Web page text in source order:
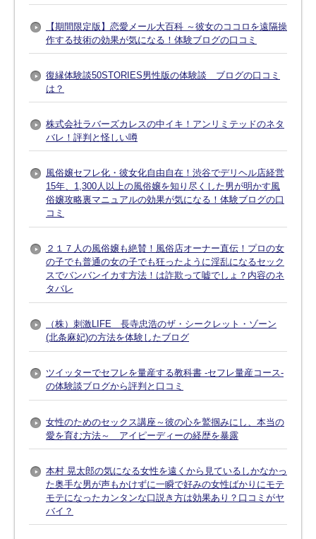
【期間限定版】恋愛メール大百科 ～彼女のココロを遠隔操
作する技術の効果が気になる！体験ブログの口コミ
復縁体験談50STORIES男性版の体験談 ブログの口コミ
は？
株式会社ラバーズカレスの中イキ！アンリミテッドのネタ
バレ！評判と怪しい噂
風俗嬢セフレ化・彼女化自由自在！渋谷でデリヘル店経営
15年、1,300人以上の風俗嬢を知り尽くした男が明かす風
俗嬢攻略裏マニュアルの効果が気になる！体験ブログの口
コミ
２１７人の風俗嬢も絶賛！風俗店オーナー直伝！プロの女
の子でも普通の女の子でも狂ったように淫乱になるセック
スでバンバンイカす方法！は詐欺って嘘でしょ？内容のネ
タバレ
（株）刺激LIFE 長寺忠浩のザ・シークレット・ゾーン
(北条麻妃)の方法を体験したブログ
ツイッターでセフレを量産する教科書 -セフレ量産コース-
の体験談ブログから評判と口コミ
女性のためのセックス講座～彼の心を鷲掴みにし、本当の
愛を育む方法～ アイピーディーの経歴を暴露
本村 晃太郎の気になる女性を遠くから見ているしかなかっ
た奥手な男が声もかけずに一瞬で好みの女性ばかりにモテ
モテになったカンタンな口説き方は効果あり？口コミがヤ
バイ？